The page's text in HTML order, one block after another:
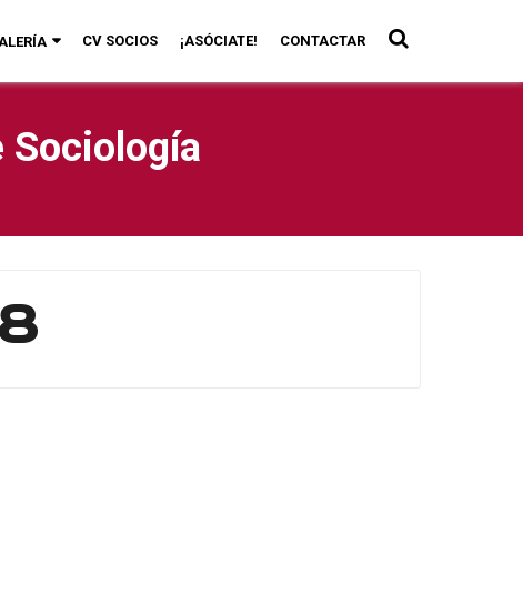
CV SOCIOS ¡ASÓCIATE! CONTACTAR
Sociología